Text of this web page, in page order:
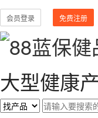
会员登录 免费注册
大型健康